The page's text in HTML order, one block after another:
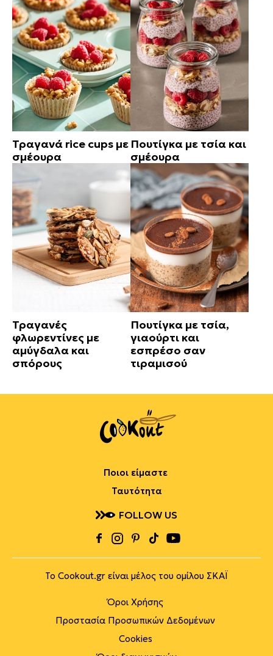
Τραγανά rice cups με
σμέουρα
Πουτίγκα με τσία και
σμέουρα
Τραγανές
φλωρεντίνες με
αμύγδαλα και
σπόρους
Πουτίγκα με τσία,
γιαούρτι και
εσπρέσο σαν
τιραμισού
Ποιοι είμαστε
Ταυτότητα
FOLLOW US
Το Cookout.gr είναι μέλος του ομίλου ΣΚΑΪ
Όροι Χρήσης
Προστασία Προσωπικών Δεδομένων
Cookies